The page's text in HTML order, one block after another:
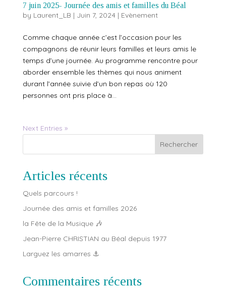
7 juin 2025- Journée des amis et familles du Béal
by Laurent_LB | Juin 7, 2024 | Evènement
Comme chaque année c’est l’occasion pour les
compagnons de réunir leurs familles et leurs amis le
temps d’une journée. Au programme rencontre pour
aborder ensemble les thèmes qui nous animent
durant l’année suivie d’un bon repas où 120
personnes ont pris place à...
Next Entries »
Rechercher
Articles récents
Quels parcours !
Journée des amis et familles 2026
la Fête de la Musique 🎶
Jean-Pierre CHRISTIAN au Béal depuis 1977
Larguez les amarres ⚓️
Commentaires récents